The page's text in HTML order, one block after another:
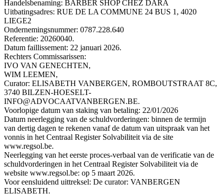
Handelsbenaming: BARBER SHOP CHEZ DARA
Uitbatingsadres: RUE DE LA COMMUNE 24 BUS 1, 4020
LIEGE2
Ondernemingsnummer: 0787.228.640
Referentie: 20260040.
Datum faillissement: 22 januari 2026.
Rechters Commissarissen:
IVO VAN GENECHTEN,
WIM LEEMEN,
Curator: ELISABETH VANBERGEN, ROMBOUTSTRAAT 8C,
3740 BILZEN-HOESELT-
INFO@ADVOCAATVANBERGEN.BE.
Voorlopige datum van staking van betaling: 22/01/2026
Datum neerlegging van de schuldvorderingen: binnen de termijn
van dertig dagen te rekenen vanaf de datum van uitspraak van het
vonnis in het Centraal Register Solvabiliteit via de site
www.regsol.be.
Neerlegging van het eerste proces-verbaal van de verificatie van de
schuldvorderingen in het Centraal Register Solvabiliteit via de
website www.regsol.be: op 5 maart 2026.
Voor eensluidend uittreksel: De curator: VANBERGEN
ELISABETH.